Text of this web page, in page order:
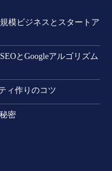
模ビジネスとスタートア
とGoogleアルゴリズム
ィ作りのコツ
密